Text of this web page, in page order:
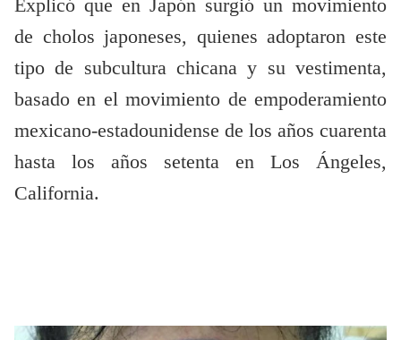
Explicó que en Japón surgió un movimiento
de cholos japoneses, quienes adoptaron este
tipo de subcultura chicana y su vestimenta,
basado en el movimiento de empoderamiento
mexicano-estadounidense de los años cuarenta
hasta los años setenta en Los Ángeles,
California.